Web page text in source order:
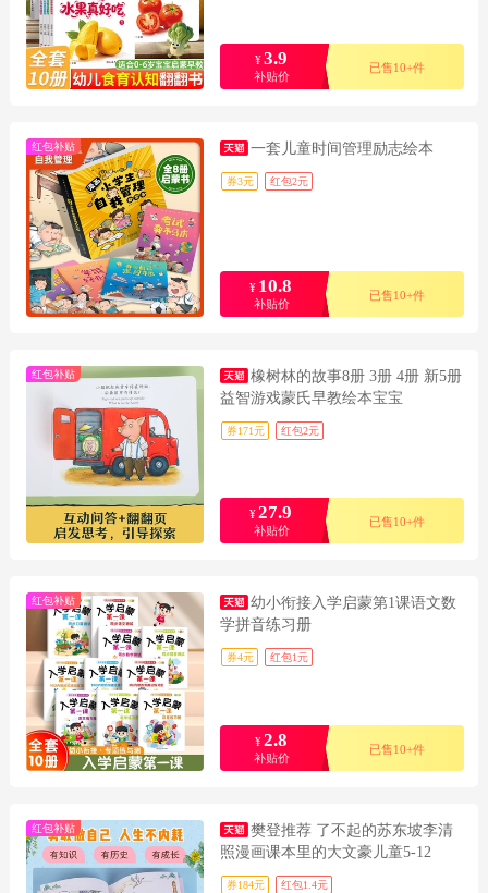
¥3.9
补贴价
已售10+件
红包补贴 一套儿童时间管理励志绘本
券3元 红包2元
¥ 10.8
补贴价
已售10+件
红包补贴
橡树林的故事8册 3册 4册 新5册
益智游戏蒙氏早教绘本宝宝
券171元 红包2元
¥ 27.9
补贴价
已售10+件
红包补贴
幼小衔接入学启蒙第1课语文数
学拼音练习册
券4元 红包1元
¥2.8
补贴价
已售10+件
红包补贴
樊登推荐 了不起的苏东坡李清
照漫画课本里的大文豪儿童5-12
券184元 红包1.4元